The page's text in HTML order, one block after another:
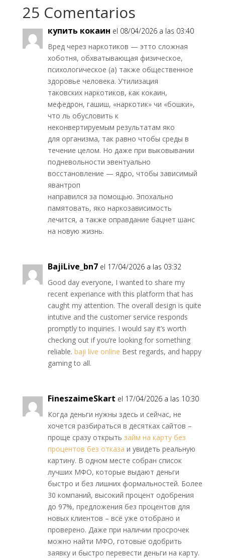
r
25 Comentarios
купить кокаин el 08/04/2026 a las 03:40
Вред через наркотиков — этто сложная
хоботня, обхватывающая физическое,
психологическое (а) также общественное
здоровье человека. Утилизация
таковских наркотиков, как кокаин,
мефедрон, гашиш, «наркотик» чи «бошки»,
что ль обусловить к
неконвертируемым результатам яко
для организма, так равно чтобы среды в
течение целом. Но даже при выковывании
подневольности эвентуально
восстановление — ядро, чтобы зависимый
явантроп
направился за помощью. Эпохально
памятовать, яко наркозависимость
лечится, а также оправдание бацнет шанс
на новую жизнь.
BajiLive_bn7 el 17/04/2026 a las 03:32
Good day everyone, I wanted to share my
recent experiance with this platform that has
caught my attention. The overall design is quite
intutive and the customer service responds
promptly to inquiries. I would say it’s worth
checking out if you’re looking for something
reliable. baji live online Best regards, and happy
gaming to all.
FineszaimeSkart el 17/04/2026 a las 10:30
Когда деньги нужны здесь и сейчас, не
хочется разбираться в десятках сайтов –
проще сразу открыть займ на карту без
процентов без отказа и увидеть реальную
картину. В одном месте собран список
лучших МФО, которые выдают деньги
быстро и без лишних формальностей. Более
30 компаний, высокий процент одобрения
до 97%, предложения без процентов для
новых клиентов – всё уже отобрано и
проверено. Даже при наличии просрочек
можно найти МФО, готовые одобрить
заявку и быстро перевести деньги на карту.